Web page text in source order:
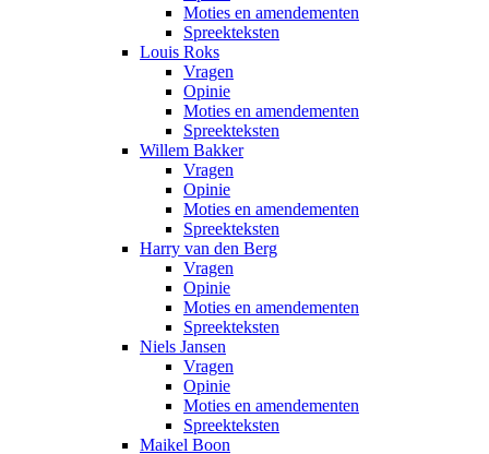
Moties en amendementen
Spreekteksten
Louis Roks
Vragen
Opinie
Moties en amendementen
Spreekteksten
Willem Bakker
Vragen
Opinie
Moties en amendementen
Spreekteksten
Harry van den Berg
Vragen
Opinie
Moties en amendementen
Spreekteksten
Niels Jansen
Vragen
Opinie
Moties en amendementen
Spreekteksten
Maikel Boon